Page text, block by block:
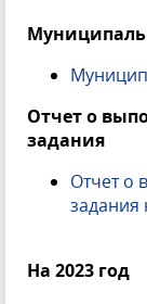
Отчет о
задания
Отчет о
задания
На 2023 год